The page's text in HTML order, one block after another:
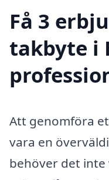
Få 3
takbyte i
Att genomföra
vara en
behöver det